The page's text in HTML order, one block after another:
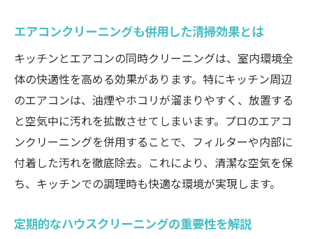
エアコンクリーニングも併用した清掃効果とは
キッチンとエアコンの同時クリーニングは、室内環境全
体の快適性を高める効果があります。特にキッチン周辺
のエアコンは、油煙やホコリが溜まりやすく、放置する
と空気中に汚れを拡散させてしまいます。プロのエアコ
ンクリーニングを併用することで、フィルターや内部に
付着した汚れを徹底除去。これにより、清潔な空気を保
ち、キッチンでの調理時も快適な環境が実現します。
定期的なハウスクリーニングの重要性を解説